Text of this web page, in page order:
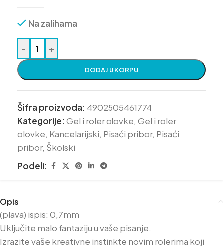
Na zalihama
- +
DODAJ U KORPU
Šifra proizvoda: 4902505461774
Kategorije: Gel i roler olovke, Gel i roler
olovke, Kancelarijski, Pisaći pribor, Pisaći
pribor, Školski
Podeli:
Opis
(plava) ispis: 0,7mm
Uključite malo fantaziju u vaše pisanje.
Izrazite vaše kreativne instinkte novim rolerima koji